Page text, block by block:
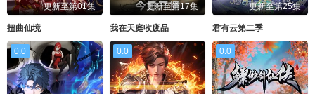
更新至第01集
扭曲仙境
更新至第17集
我在天庭收废品
更新至第25集
君有云第二季
0.0 0.0 0.0